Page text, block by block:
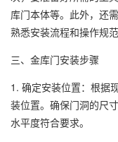
库门本体等。此外，还
熟悉安装流程和操作规范
三、金库门安装步骤
1. 确定安装位置：根据
装位置。确保门洞的尺
水平度符合要求。